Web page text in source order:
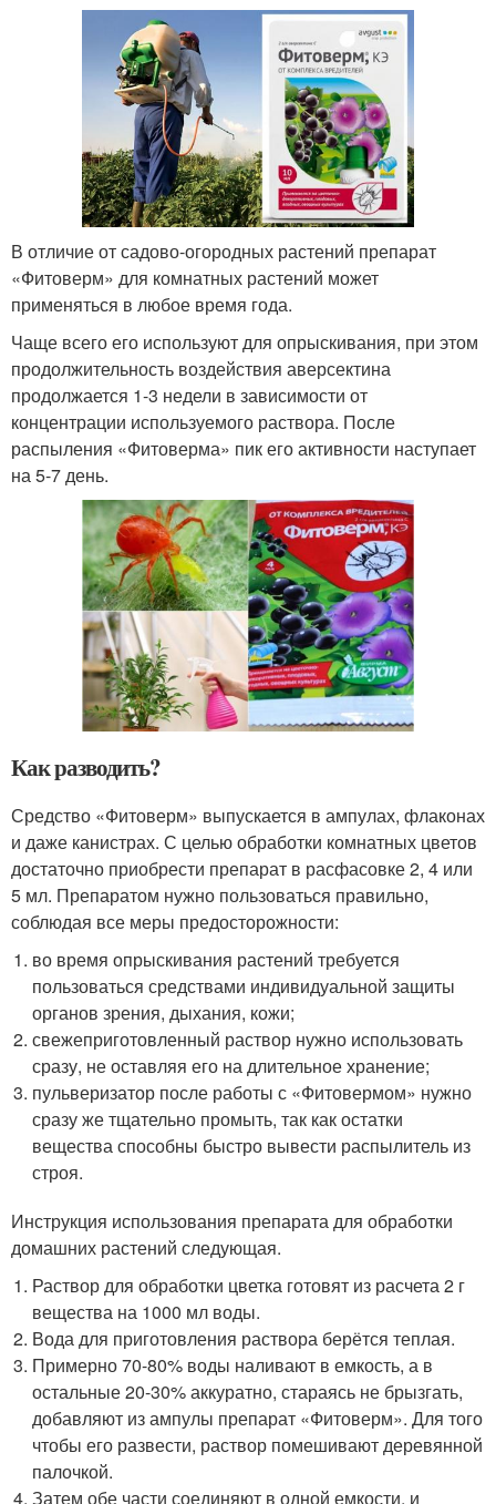
В отличие от садово-огородных растений препарат
«Фитоверм» для комнатных растений может
применяться в любое время года.
Чаще всего его используют для опрыскивания, при этом
продолжительность воздействия аверсектина
продолжается 1-3 недели в зависимости от
концентрации используемого раствора. После
распыления «Фитоверма» пик его активности наступает
на 5-7 день.
Как разводить?
Средство «Фитоверм» выпускается в ампулах, флаконах
и даже канистрах. С целью обработки комнатных цветов
достаточно приобрести препарат в расфасовке 2, 4 или
5 мл. Препаратом нужно пользоваться правильно,
соблюдая все меры предосторожности:
во время опрыскивания растений требуется
пользоваться средствами индивидуальной защиты
органов зрения, дыхания, кожи;
свежеприготовленный раствор нужно использовать
сразу, не оставляя его на длительное хранение;
пульверизатор после работы с «Фитовермом» нужно
сразу же тщательно промыть, так как остатки
вещества способны быстро вывести распылитель из
строя.
Инструкция использования препарата для обработки
домашних растений следующая.
Раствор для обработки цветка готовят из расчета 2 г
вещества на 1000 мл воды.
Вода для приготовления раствора берётся теплая.
Примерно 70-80% воды наливают в емкость, а в
остальные 20-30% аккуратно, стараясь не брызгать,
добавляют из ампулы препарат «Фитоверм». Для того
чтобы его развести, раствор помешивают деревянной
палочкой.
Затем обе части соединяют в одной емкости, и